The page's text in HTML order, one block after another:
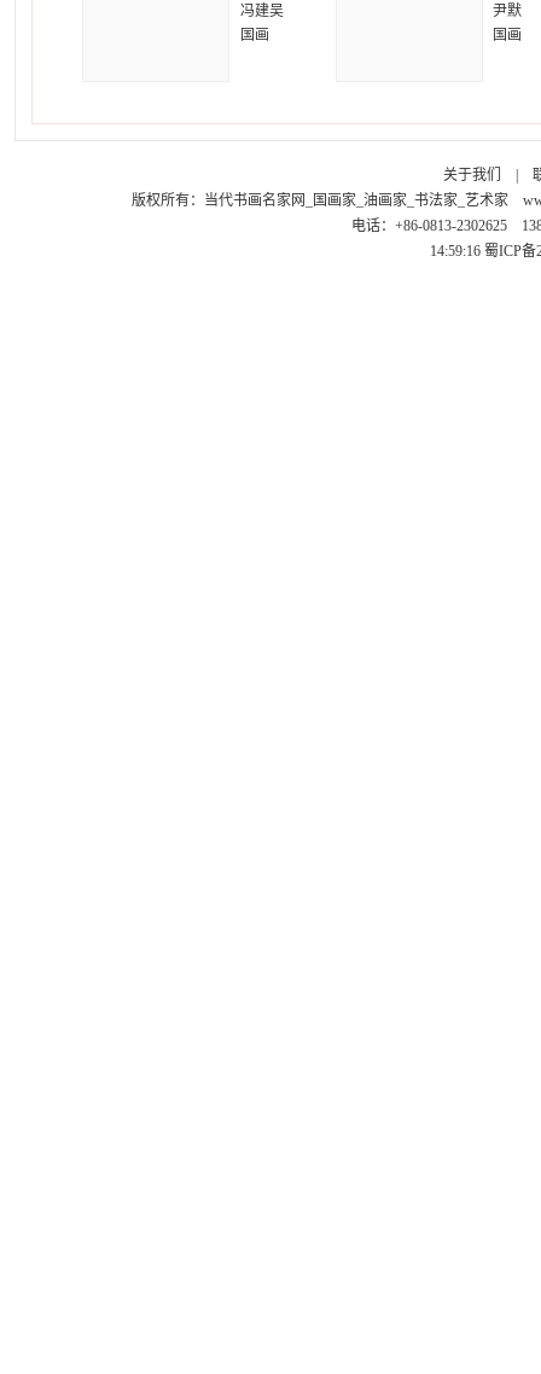
冯建吴
国画
尹默
国画
关于我们
版权所有： 当代书画名家网_国画家_油画家_书法家_艺术家
电话：+86-0813-2302625
14:59:16 蜀ICP备